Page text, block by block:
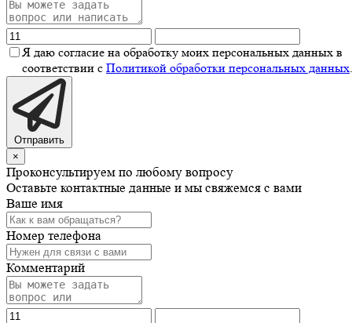
Я даю согласие на обработку моих персональных данных в
соответствии с Политикой обработки персональных данных
Отправить
×
Проконсультируем по любому вопросу
Оставьте контактные данные и мы свяжемся с вами
Ваше имя
Номер телефона
Комментарий